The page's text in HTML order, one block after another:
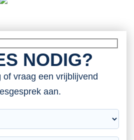
NODIG?
of vraag een vrijblijvend
aan.